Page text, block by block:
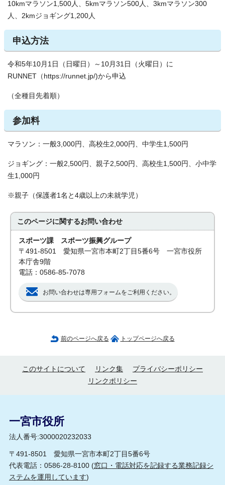
10kmマラソン1,500人、5kmマラソン500人、3kmマラソン300
人、2kmジョギング1,200人
申込方法
令和5年10月1日（日曜日）～10月31日（火曜日）に
RUNNET（https://runnet.jp/)から申込
（全種目先着順）
参加料
マラソン：一般3,000円、高校生2,000円、中学生1,500円
ジョギング：一般2,500円、親子2,500円、高校生1,500円、小中学
生1,000円
※親子（保護者1名と4歳以上の未就学児）
このページに関するお問い合わせ
スポーツ課 スポーツ振興グループ
〒491-8501 愛知県一宮市本町2丁目5番6号 一宮市役所
本庁舎9階
電話：0586-85-7078
お問い合わせは専用フォームをご利用ください。
前のページへ戻る トップページへ戻る
このサイトについて リンク集
プライバシーポリシー
リンクポリシー
一宮市役所
法人番号:3000020232033
〒491-8501 愛知県一宮市本町2丁目5番6号
代表電話：0586-28-8100 (窓口・電話対応を記録する業務記録シ
ステムを運用しています)